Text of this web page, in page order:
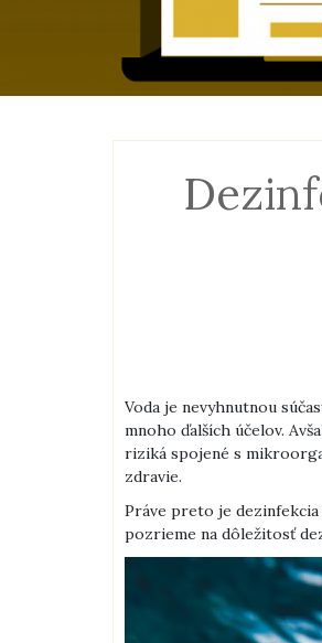
Voda je nevyhnutnou
mnoho ďalších účelov.
riziká spojené s
zdravie.
Práve preto je
pozrieme na dôležitosť